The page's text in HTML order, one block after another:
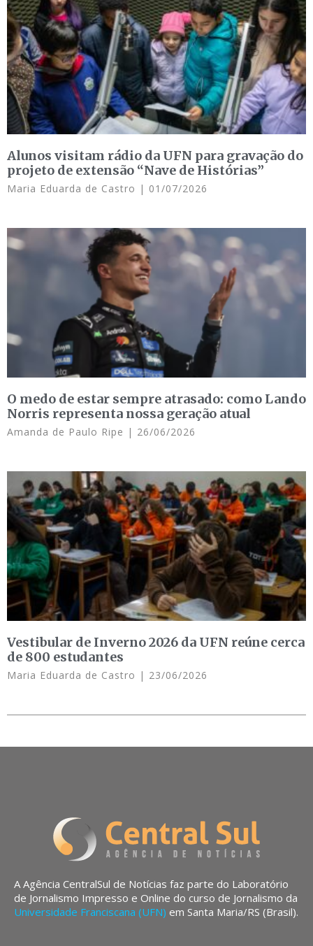
Alunos visitam rádio da UFN para gravação do
projeto de extensão “Nave de Histórias”
Maria Eduarda de Castro 01/07/2026
O medo de estar sempre atrasado: como Lando
Norris representa nossa geração atual
Amanda de Paulo Ripe 26/06/2026
Vestibular de Inverno 2026 da UFN reúne cerca
de 800 estudantes
Maria Eduarda de Castro 23/06/2026
A Agência CentralSul de Notícias faz parte do Laboratório
de Jornalismo Impresso e Online do curso de Jornalismo da
Universidade Franciscana (UFN) em Santa Maria/RS (Brasil).